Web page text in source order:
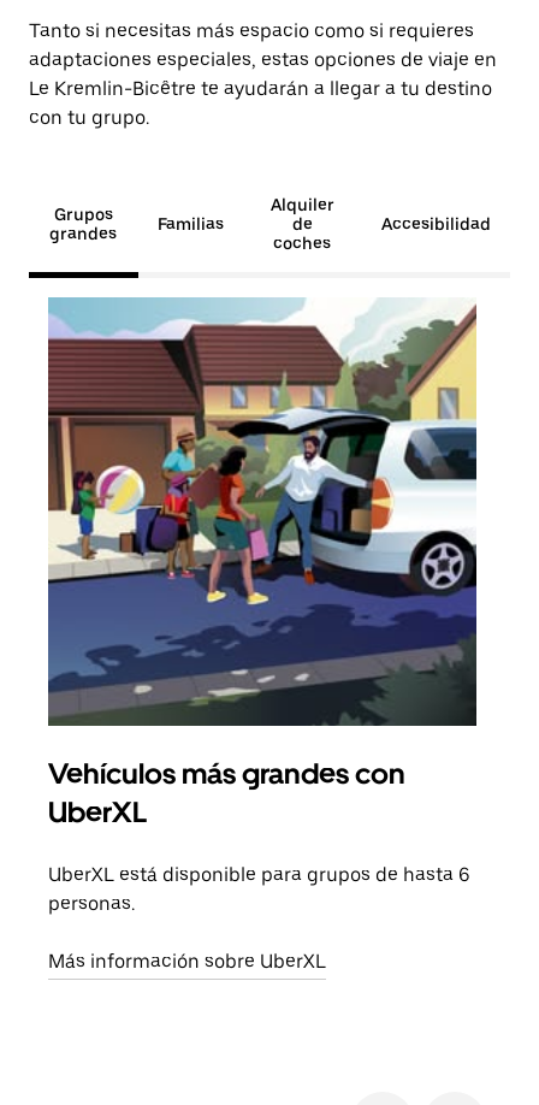
Tanto si necesitas más espacio como si requieres
adaptaciones especiales, estas opciones de viaje en
Le Kremlin-Bicêtre te ayudarán a llegar a tu destino
con tu grupo.
Grupos
grandes
Familias
Alquiler
de
coches
Accesibilidad
Vehículos más grandes con
UberXL
UberXL está disponible para grupos de hasta 6
personas.
Más información sobre UberXL